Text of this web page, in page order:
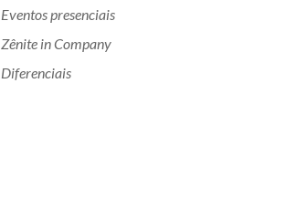
Eventos presenciais
Zênite in Company
Diferenciais